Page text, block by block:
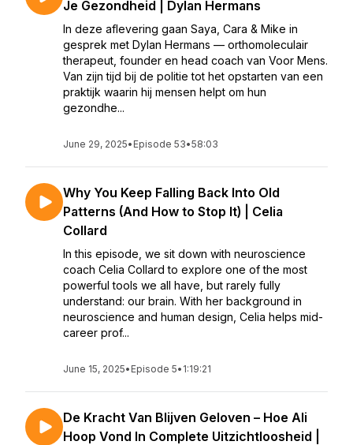
Je Gezondheid | Dylan Hermans
In deze aflevering gaan Saya, Cara & Mike in
gesprek met Dylan Hermans — orthomoleculair
therapeut, founder en head coach van Voor Mens.
Van zijn tijd bij de politie tot het opstarten van een
praktijk waarin hij mensen helpt om hun
gezondhe...
June 29, 2025• Episode 53•58:03
Why You Keep Falling Back Into Old
Patterns (And How to Stop It) | Celia
Collard
In this episode, we sit down with neuroscience
coach Celia Collard to explore one of the most
powerful tools we all have, but rarely fully
understand: our brain. With her background in
neuroscience and human design, Celia helps mid-
career prof...
June 15, 2025• Episode 5• 1:19:21
De Kracht Van Blijven Geloven – Hoe Ali
Hoop Vond In Complete Uitzichtloosheid |